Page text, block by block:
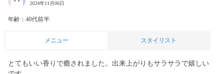
2024年11月06日
年齢：40代前半
メニュー スタイリスト
とてもいい香りで癒されました。出来上がりもサラサラで嬉しい